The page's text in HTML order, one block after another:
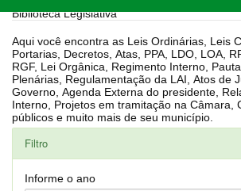
Biblioteca Legislativa
Aqui você encontra as Leis Ordinárias, Leis Complementares,
Portarias, Decretos, Atas, PPA, LDO, LOA, RREO,
RGF, Lei Orgânica, Regimento Interno,
Plenárias, Regulamentação da LAI, Atos de
Governo, Agenda Externa do presidente, Relatório do Controle
Interno, Projetos em tramitação na Câmara, Controle dos bens
públicos e muito mais de seu município.
Filtro
Informe o ano